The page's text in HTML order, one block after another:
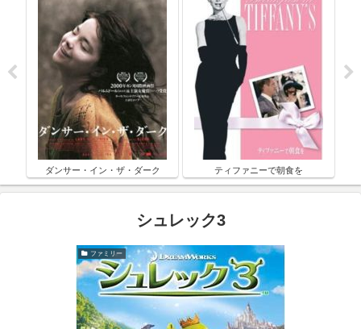
ダンサー・イン・ザ・ダーク ティファニーで朝食を
シュレック3
ファミリー